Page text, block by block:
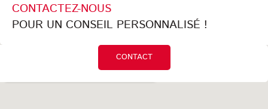
CONTACTEZ-NOUS
POUR UN CONSEIL PERSONNALISÉ !
CONTACT